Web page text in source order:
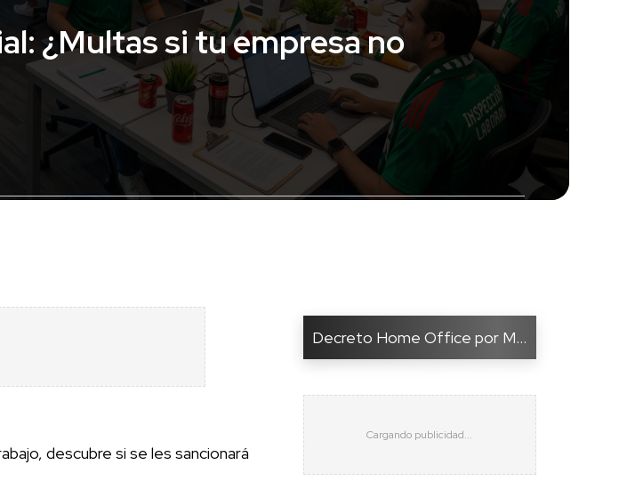
¿Multas si tu empresa no
descubre si se les sancionará
Decreto Home Office por M...